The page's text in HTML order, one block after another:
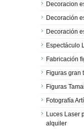
Decoracion
Decoración
Decoración
Espectáculo
Fabricación
Figuras gran
Figuras
Fotografía
Luces Laser
alquiler